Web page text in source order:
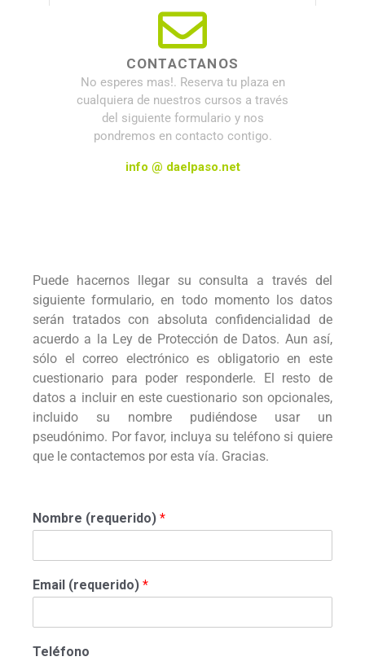
CONTACTANOS
No esperes mas!. Reserva tu plaza en
cualquiera de nuestros cursos a través
del siguiente formulario y nos
pondremos en contacto contigo.
info @ daelpaso.net
Puede hacernos llegar su consulta a través del
siguiente formulario, en todo momento los datos
serán tratados con absoluta confidencialidad de
acuerdo a la Ley de Protección de Datos. Aun así,
sólo el correo electrónico es obligatorio en este
cuestionario para poder responderle. El resto de
datos a incluir en este cuestionario son opcionales,
incluido su nombre pudiéndose usar un
pseudónimo. Por favor, incluya su teléfono si quiere
que le contactemos por esta vía. Gracias.
Nombre (requerido) *
Email (requerido) *
Teléfono